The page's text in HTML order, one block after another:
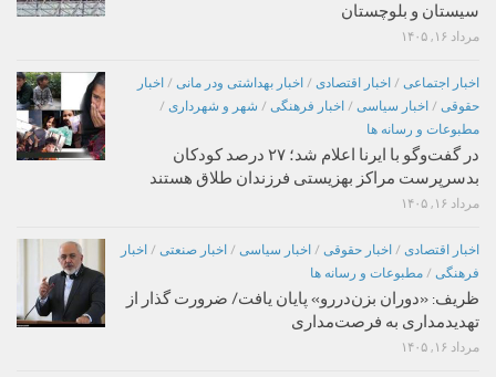
سیستان و بلوچستان
مرداد ۱۶, ۱۴۰۵
اخبار اجتماعی / اخبار اقتصادی / اخبار بهداشتی ودر مانی / اخبار
حقوقی / اخبار سیاسی / اخبار فرهنگی / شهر و شهرداری /
مطبوعات و رسانه ها
در گفت‌وگو با ایرنا اعلام شد؛ ۲۷ درصد کودکان
بدسرپرست مراکز بهزیستی فرزندان طلاق هستند
مرداد ۱۶, ۱۴۰۵
اخبار اقتصادی / اخبار حقوقی / اخبار سیاسی / اخبار صنعتی / اخبار
فرهنگی / مطبوعات و رسانه ها
ظریف: «دوران بزن‌دررو» پایان یافت/ ضرورت گذار از
تهدیدمداری به فرصت‌مداری
مرداد ۱۶, ۱۴۰۵